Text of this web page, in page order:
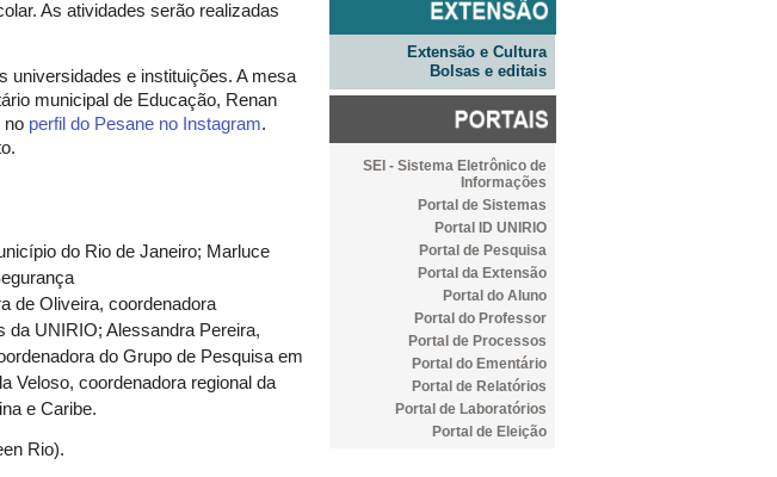
As atividades serão realizadas
universidades e instituições. A mesa
municipal de Educação, Renan
no perfil do Pesane no Instagram.
do Rio de Janeiro; Marluce
de Oliveira, coordenadora
da UNIRIO; Alessandra Pereira,
do Grupo de Pesquisa em
Veloso, coordenadora regional da
e Caribe.
Rio).
Extensão e Cultura
Bolsas e editais
SEI - Sistema Eletrônico de
Informações
Portal de Sistemas
Portal ID UNIRIO
Portal de Pesquisa
Portal da Extensão
Portal do Aluno
Portal do Professor
Portal de Processos
Portal do Ementário
Portal de Relatórios
Portal de Laboratórios
Portal de Eleição